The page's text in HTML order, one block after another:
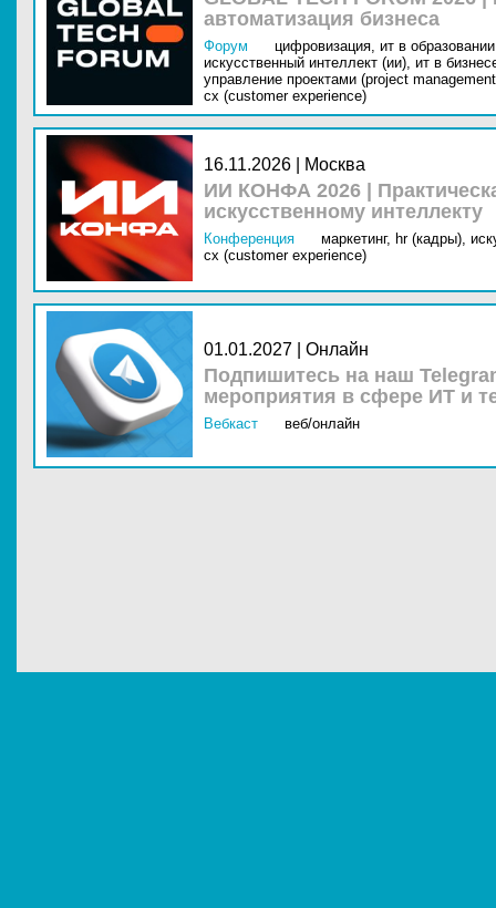
автоматизация бизнеса
Форум цифровизация, ит в
искусственный интеллект (ии), ит в
управление проектами (project
cx (customer experience)
16.11.2026 | Москва
ИИ КОНФА 2026 |
искусственному интеллекту
Конференция маркетинг, hr (кадры),
cx (customer experience)
01.01.2027 | Онлайн
Подпишитесь на наш
мероприятия в сфере ИТ и
Вебкаст веб/онлайн